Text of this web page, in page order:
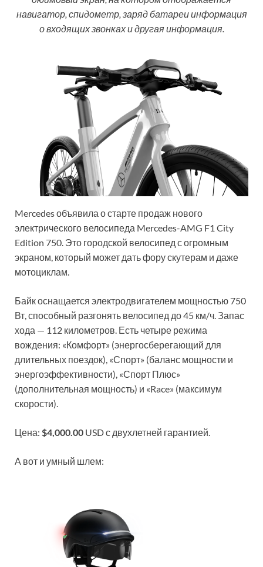
навигатор, спидометр, заряд батареи информация
о входящих звонках и другая информация.
Mercedes объявила о старте продаж нового
электрического велосипеда Mercedes-AMG F1 City
Edition 750. Это городской велосипед с огромным
экраном, который может дать фору скутерам и даже
мотоциклам.
Байк оснащается электродвигателем мощностью 750
Вт, способный разгонять велосипед до 45 км/ч. Запас
хода — 112 километров. Есть четыре режима
вождения: «Комфорт» (энергосберегающий для
длительных поездок), «Спорт» (баланс мощности и
энергоэффективности), «Спорт Плюс»
(дополнительная мощность) и «Race» (максимум
скорости).
Цена: $4,000.00 USD с двухлетней гарантией.
А вот и умный шлем: